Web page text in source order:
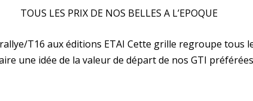
TOUS LES PRIX DE NOS BELLES A L’EPOQUE
T16 aux éditions ETAI Cette grille regroupe tous
une idée de la valeur de départ de nos GTI